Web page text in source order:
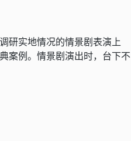
研实地情况的情景剧表演上
案例。情景剧演出时，台下不